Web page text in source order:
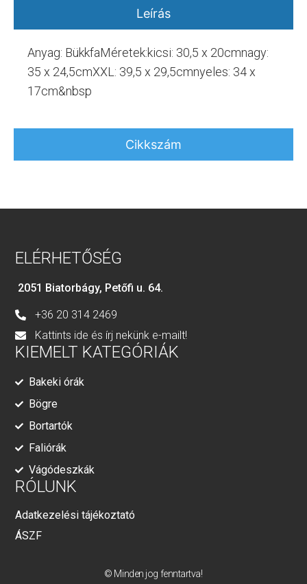
Leírás
Cikkszám
Anyag: BükkfaMéretek:kicsi: 30,5 x 20cmnagy:
35 x 24,5cmXXL: 39,5 x 29,5cmnyeles: 34 x
17cm&nbsp
ELÉRHETŐSÉG
2051 Biatorbágy, Petőfi u. 64.
+36 20 314 2469
Kattints ide és írj nekünk e-mailt!
KIEMELT KATEGÓRIÁK
Bakeki órák
Bögre
Bortartók
Faliórák
Vágódeszkák
RÓLUNK
Adatkezelési tájékoztató
ÁSZF
© Minden jog fenntartva!